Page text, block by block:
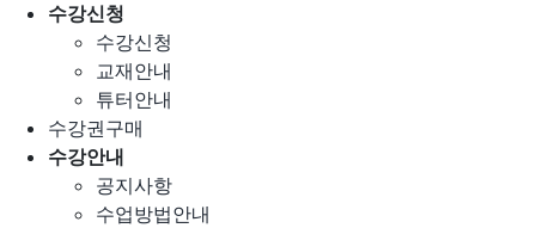
수강신청
수강신청
교재안내
튜터안내
수강권구매
수강안내
공지사항
수업방법안내